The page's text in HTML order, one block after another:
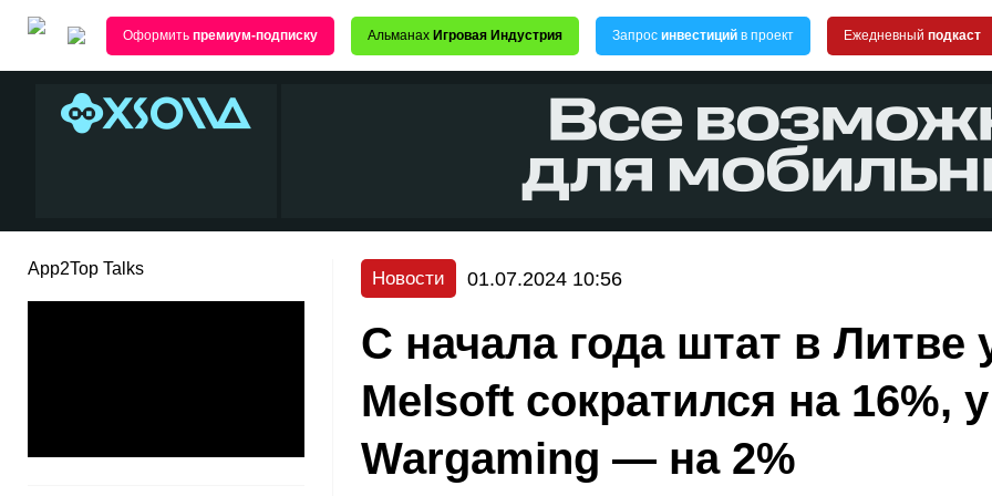
Оформить премиум-подписку Альманах Игровая Индустрия Запрос инвестиций в проект Ежедневный подкаст
App2Top Talks Новости 01.07.2024 10:56
С начала года штат в Литве
Melsoft сократился на 16%, у
Wargaming — на 2%